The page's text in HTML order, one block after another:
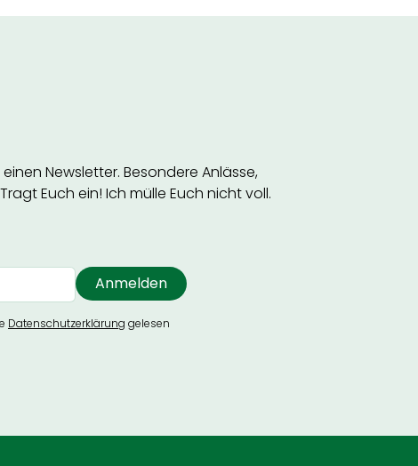
Newsletter. Besondere Anlässe,
Euch ein! Ich mülle Euch nicht voll.
Datenschutzerklärung gelesen